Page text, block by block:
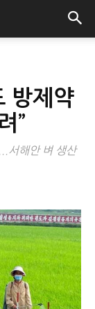
방제약
”
서해안 벼 생산